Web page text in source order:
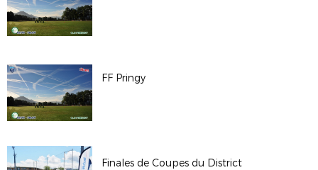
FF Pringy
Finales de Coupes du District